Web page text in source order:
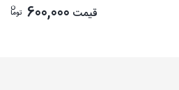
قیمت 600,000 توما
ن